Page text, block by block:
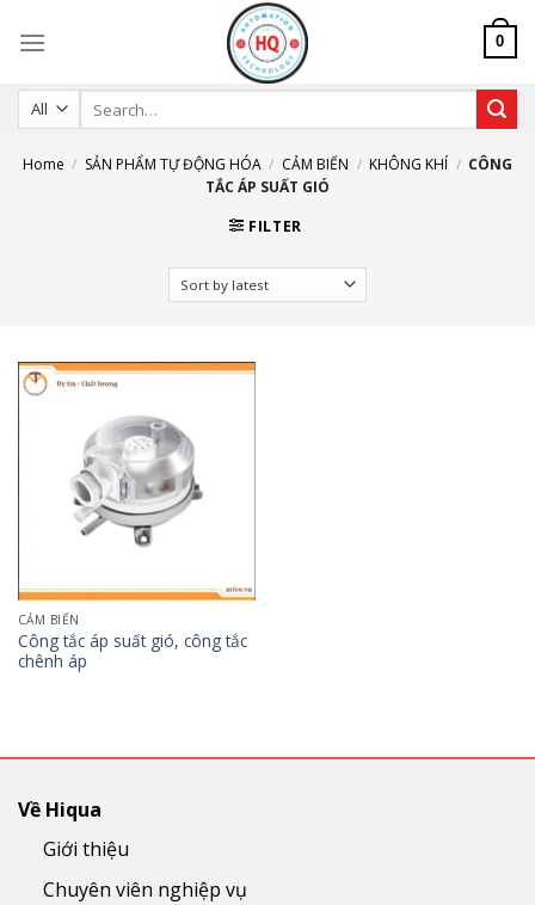
0
for:
Home / SẢN PHẨM TỰ ĐỘNG HÓA / CẢM BIẾN / KHÔNG KHÍ / CÔNG
TẮC ÁP SUẤT GIÓ
FILTER
CẢM BIẾN
Công tắc áp suất gió, công tắc
chênh áp
Về Hiqua
Giới thiệu
Chuyên viên nghiệp vụ